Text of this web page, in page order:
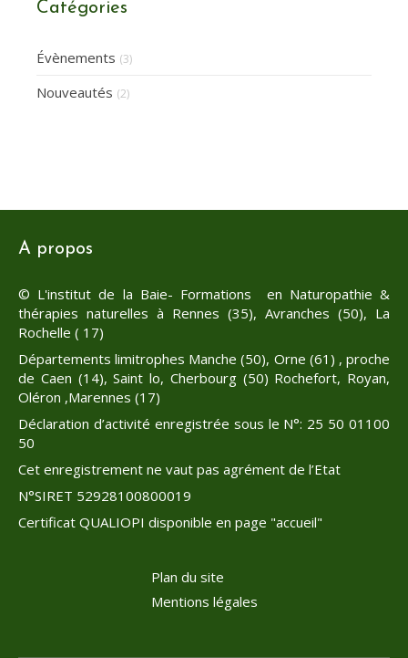
Catégories
Évènements (3)
Nouveautés (2)
A propos
© L'institut de la Baie- Formations en Naturopathie &
thérapies naturelles à Rennes (35), Avranches (50), La
Rochelle ( 17)
Départements limitrophes Manche (50), Orne (61) , proche
de Caen (14), Saint lo, Cherbourg (50) Rochefort, Royan,
Oléron ,Marennes (17)
Déclaration d’activité enregistrée sous le N°: 25 50 01100
50
Cet enregistrement ne vaut pas agrément de l’Etat
N°SIRET 52928100800019
Certificat QUALIOPI disponible en page "accueil"
Plan du site
Mentions légales